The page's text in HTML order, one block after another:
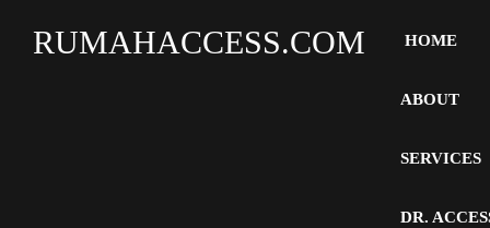
RUMAHACCESS.COM HOME
ABOUT
SERVICES
DR.